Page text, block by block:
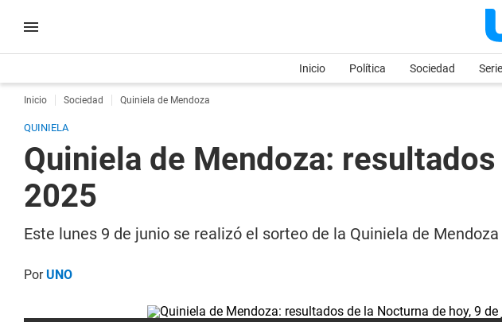
Inicio Política Sociedad
Inicio Sociedad Quiniela de Mendoza
QUINIELA
Quiniela de Mendoza:
2025
Este lunes 9 de junio se realizó el sorteo de la Quiniela de
PorUNO